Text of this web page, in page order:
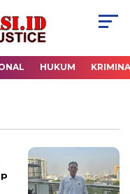
HUKUM